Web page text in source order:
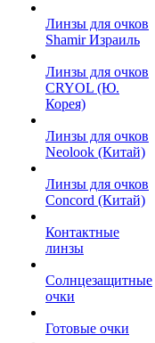
Линзы для очков
Shamir Израиль
Линзы для очков
CRYOL (Ю.
Корея)
Линзы для очков
Neolook (Китай)
Линзы для очков
Concord (Китай)
Контактные
линзы
Солнцезащитные
очки
Готовые очки